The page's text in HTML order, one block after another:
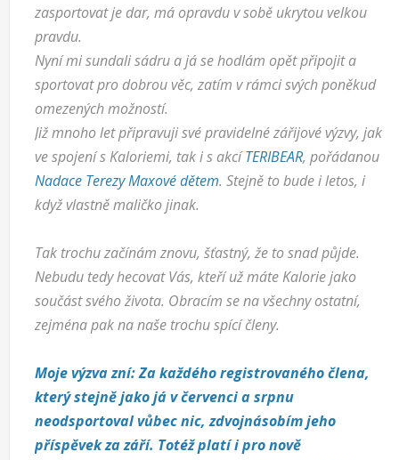
zasportovat je dar, má opravdu v sobě ukrytou velkou
pravdu.
Nyní mi sundali sádru a já se hodlám opět připojit a
sportovat pro dobrou věc, zatím v rámci svých poněkud
omezených možností.
Již mnoho let připravuji své pravidelné zářijové výzvy, jak
ve spojení s Kaloriemi, tak i s akcíTERIBEAR, pořádanou
Nadace Terezy Maxové dětem. Stejně to bude i letos, i
když vlastně maličko jinak.
Tak trochu začínám znovu, šťastný, že to snad půjde.
Nebudu tedy hecovat Vás, kteří už máte Kalorie jako
součást svého života. Obracím se na všechny ostatní,
zejména pak na naše trochu spící členy.
Moje výzva zní: Za každého registrovaného člena,
který stejně jako já v červenci a srpnu
neodsportoval vůbec nic, zdvojnásobím jeho
příspěvek za září. Totéž platí i pro nově